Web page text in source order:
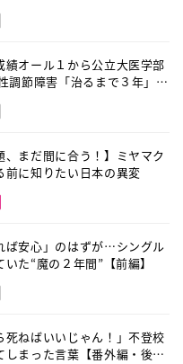
績オール１から公立大医学部
調節障害「治るまで３年」の
、まだ間に合う！】ミヤマク
前に知りたい日本の異変
ば安心」のはずが…シングル
た“魔の２年間”【前編】
死ねばいいじゃん！」不登校
しまった言葉【番外編・後